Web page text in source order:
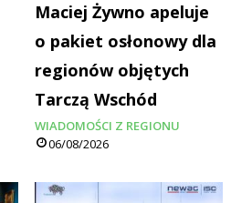
Maciej Żywno apeluje
o pakiet osłonowy dla
regionów objętych
Tarczą Wschód
WIADOMOŚCI Z REGIONU
06/08/2026